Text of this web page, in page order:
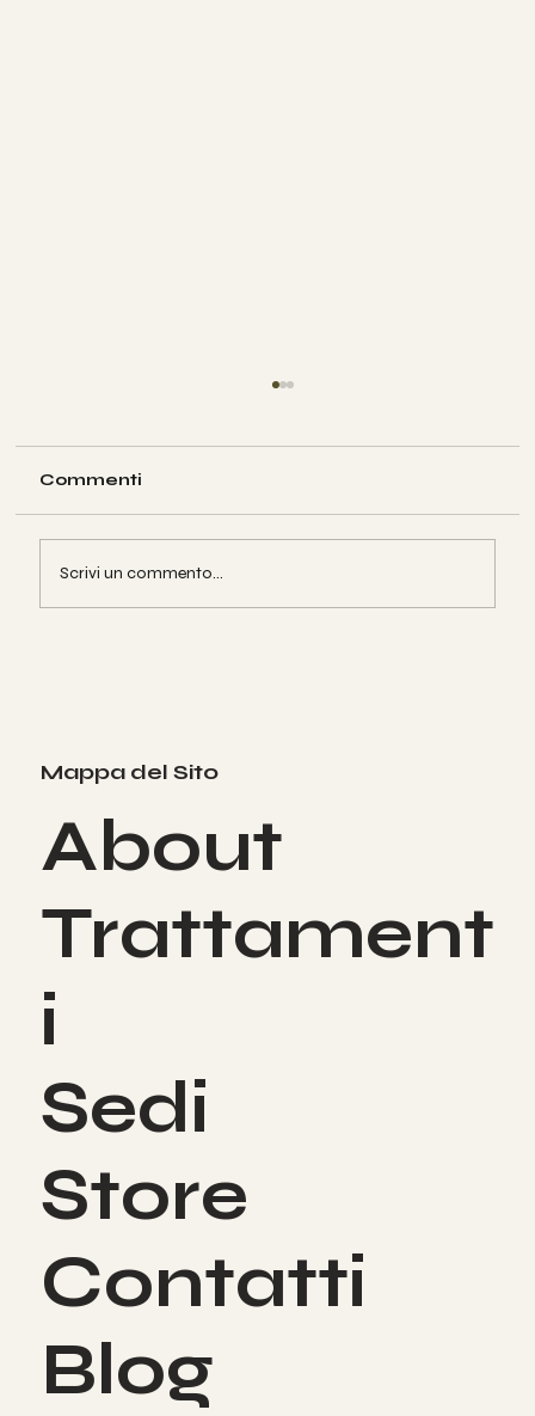
Commenti
Scrivi un commento...
Mappa del Sito
About
Trattament
i
Sedi
Store
Contatti
Blog